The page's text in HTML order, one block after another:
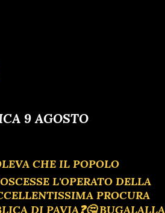
9 AGOSTO
CHE IL POPOLO
L'OPERATO DELLA
PROCURA
DI PAVIA❓️🤔 BUGALALLA